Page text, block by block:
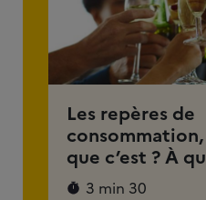
Les repères de
consommation,
que c’est ? À
3 min 30